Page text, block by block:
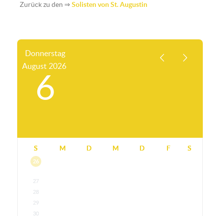
Zurück zu den ⇒ Solisten von St. Augustin
Donnerstag
August 2026
6
S M D M D F S
26
27
28
29
30